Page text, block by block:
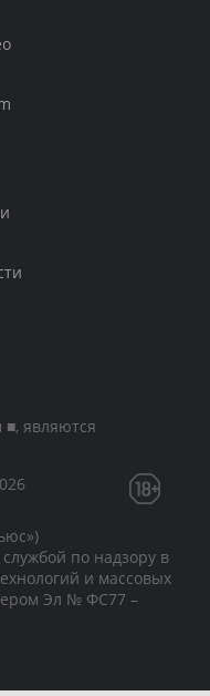
являются
по надзору в
и массовых
Эл № ФС77 –